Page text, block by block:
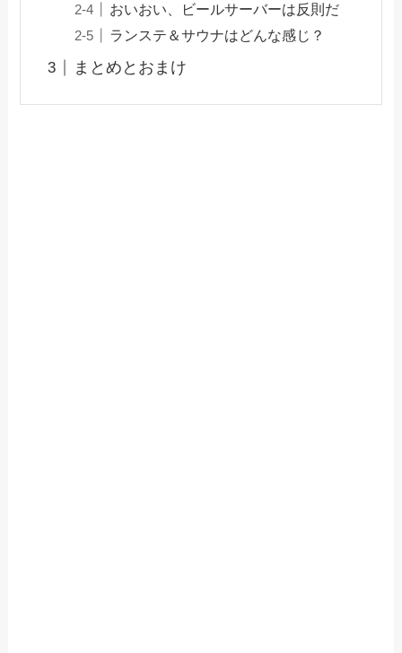
おいおい、ビールサーバーは反則だ
ランステ＆サウナはどんな感じ？
まとめとおまけ